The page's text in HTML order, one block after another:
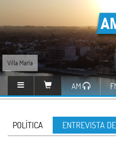
Villa María
AM
POLÍTICA ENTREVISTA